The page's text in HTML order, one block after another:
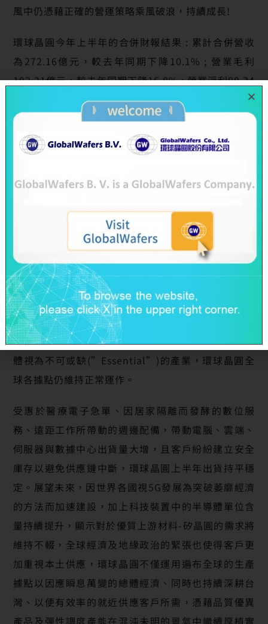
風中仍憑藉正確的營運策略乘風破浪，持續成長!
環球晶圓今年上半年的合併財報結果 : 累計合併營收
為272.16億元，較去年同期下降10.1% ; 營業毛利
102.21億元，較去年同期下降16.8% ; 營業淨利80.34
億元，較去年同期下降18.6% ; 歸屬於母公司的稅後
淨利為62.78億元，較去年同期下降15.3%，稅後每股
盈餘為14.42元，較去年同期下降2.6元。但與去年下
半年相比，則是明顯走出半導體谷底，除合併營收與
皆成長:營業淨利增加0.1% ; 歸屬於母公司的稅後淨利
增加0.7%，稅後每股盈餘增加0.09元， 交出亮麗成績
新冠肺炎自2020年初起快速蔓延全球，全面衝擊經濟
與商業活動，然台灣半導體產業因防疫成效相對優
異，且在台灣建構完整上下游產業鏈，受創程度較國
際輕微。雖全球多國為防堵疫情擴散而紛紛封城停
工，但維持社會運行的半導體產業被全球許多大經濟
體視為不可或缺(”Essential”)的產業，環球晶圓全
球各據點仍維持正常運作。
受惠於醫療電子急單、因居家隔離而發酵的數位服
務、遠距工作所帶動的週邊配備，帶動電腦、雲端、
伺服器與數據中心出貨量大增，且客戶紛紛建立安全
庫存以避免供應鏈中斷，環球晶圓上半年出貨持平穩
定。展望未來，因世界各國視5G發展為突破萎靡經濟
的方法而加速建設，加上科技裝置中的半導體單位含
量持續提升，顯示對於優質上游材料-矽晶圓的需求將
維持不輟，全球經濟及地緣政治的緊張也使得客戶更
加重視本土供應，環球晶圓不僅運用遍布全球的生產
據點以因應瞬息萬變的總體經濟、同時也持續深耕台
灣、以便有效率的就近供應客戶所需，憑藉品質優異